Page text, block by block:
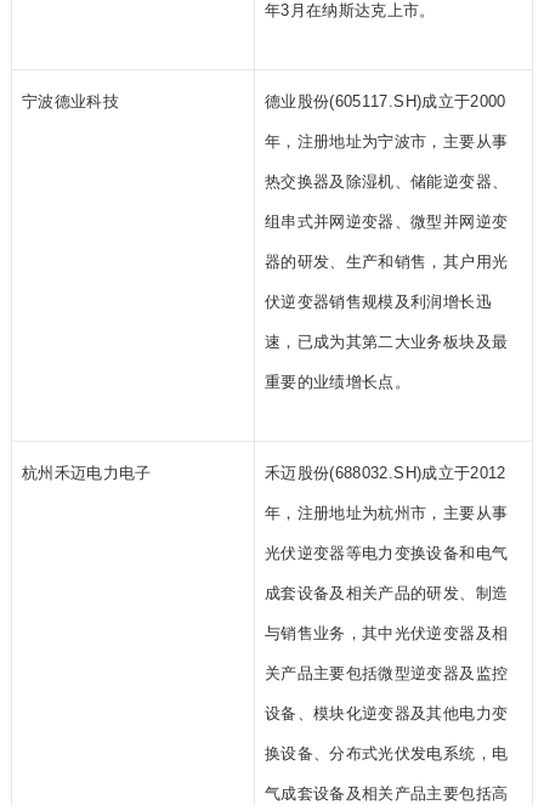
年3月在纳斯达克上市。
宁波德业科技 德业股份(605117.SH)成立于2000
年，注册地址为宁波市，主要从事
热交换器及除湿机、储能逆变器、
组串式并网逆变器、微型并网逆变
器的研发、生产和销售，其户用光
伏逆变器销售规模及利润增长迅
速，已成为其第二大业务板块及最
重要的业绩增长点。
杭州禾迈电力电子 禾迈股份(688032.SH)成立于2012
年，注册地址为杭州市，主要从事
光伏逆变器等电力变换设备和电气
成套设备及相关产品的研发、制造
与销售业务，其中光伏逆变器及相
关产品主要包括微型逆变器及监控
设备、模块化逆变器及其他电力变
换设备、分布式光伏发电系统，电
气成套设备及相关产品主要包括高